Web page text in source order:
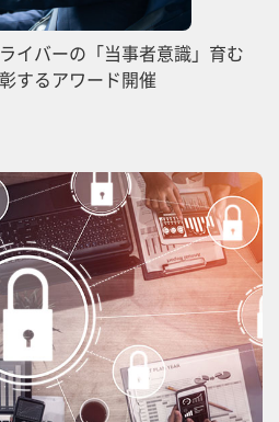
イバーの「当事者意識」育む
するアワード開催